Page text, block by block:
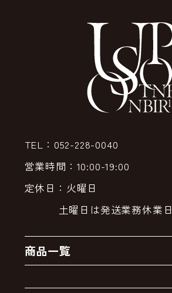
TEL：052-228-0040
営業時間：10:00-19:00
定休日：火曜日
土曜日は発送業務休業日
商品一覧